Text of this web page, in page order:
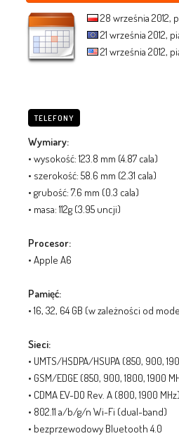
28 września 2012,
21 września 2012,
21 września 2012,
TELEFONY
Wymiary:
• wysokość: 123.8 mm (4.87 cala)
• szerokość: 58.6 mm (2.31 cala)
• grubość: 7.6 mm (0.3 cala)
• masa: 112g (3.95 uncji)
Procesor:
• Apple A6
Pamięć:
• 16, 32, 64 GB (w zależności od
Sieci:
• UMTS/HSDPA/HSUPA (850, 900,
• GSM/EDGE (850, 900, 1800, 1900
• CDMA EV-DO Rev. A (800, 1900 MHz)
• 802.11 a/b/g/n Wi-Fi (dual-band)
• bezprzewodowy Bluetooth 4.0